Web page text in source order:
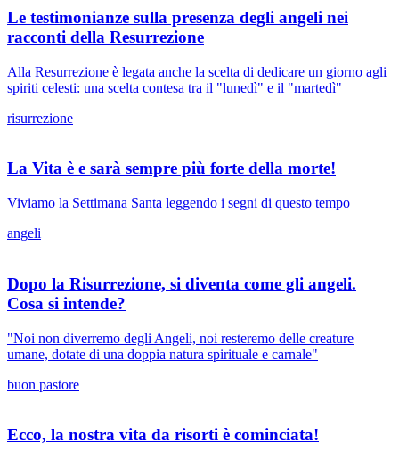
Le testimonianze sulla presenza degli angeli nei
racconti della Resurrezione
Alla Resurrezione è legata anche la scelta di dedicare un giorno agli
spiriti celesti: una scelta contesa tra il "lunedì" e il "martedì"
risurrezione
La Vita è e sarà sempre più forte della morte!
Viviamo la Settimana Santa leggendo i segni di questo tempo
angeli
Dopo la Risurrezione, si diventa come gli angeli.
Cosa si intende?
"Noi non diverremo degli Angeli, noi resteremo delle creature
umane, dotate di una doppia natura spirituale e carnale"
buon pastore
Ecco, la nostra vita da risorti è cominciata!